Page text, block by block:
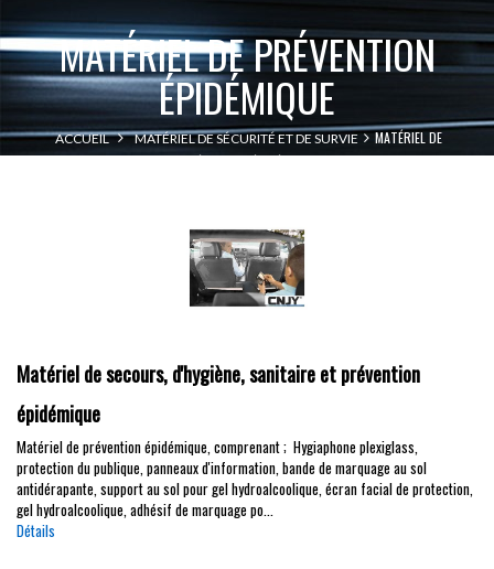
MATÉRIEL DE PRÉVENTION
ÉPIDÉMIQUE
ACCUEIL MATÉRIEL DE SÉCURITÉ ET DE SURVIE
MATÉRIEL DE
Matériel de secours, d'hygiène, sanitaire et prévention
épidémique
Matériel de prévention épidémique, comprenant ; Hygiaphone plexiglass,
protection du publique, panneaux d'information, bande de marquage au sol
antidérapante, support au sol pour gel hydroalcoolique, écran facial de protection,
gel hydroalcoolique, adhésif de marquage po...
Détails